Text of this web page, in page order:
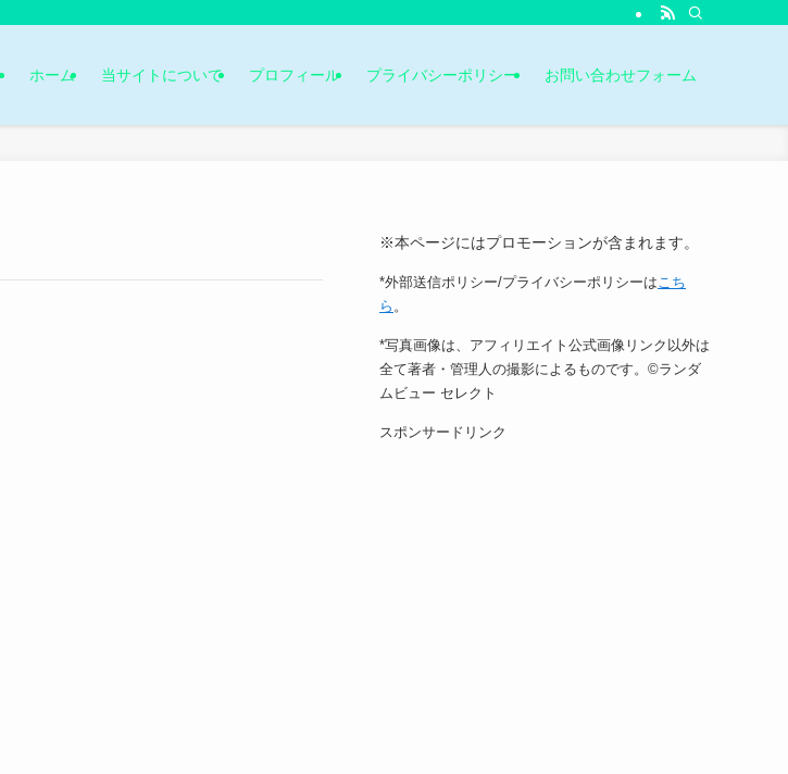
ホーム 当サイトについて プロフィール プライバシーポリシー お問い合わせフォーム
※本ページにはプロモーションが含まれます。
*外部送信ポリシー/プライバシーポリシーはこち
ら 。
*写真画像は、アフィリエイト公式画像リンク以外は
全て著者・管理人の撮影によるものです。©ランダ
ムビュー セレクト
スポンサードリンク